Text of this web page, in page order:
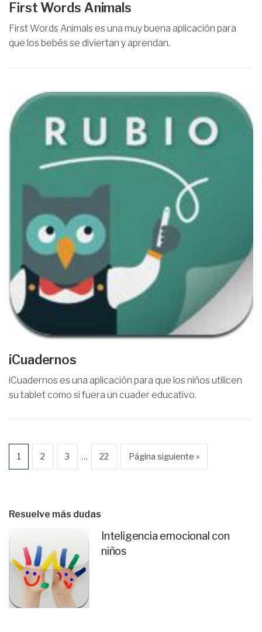
First Words Animals
First Words Animals es una muy buena aplicación para
que los bebés se diviertan y aprendan.
iCuadernos
iCuadernos es una aplicación para que los niños utilicen
su tablet como si fuera un cuader educativo.
1 2 3 … 22 Página siguiente »
Resuelve más dudas
Inteligencia emocional con
niños